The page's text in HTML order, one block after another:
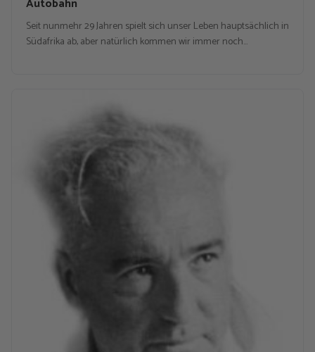
Autobahn
Seit nunmehr 29 Jahren spielt sich unser Leben hauptsächlich in
Südafrika ab, aber natürlich kommen wir immer noch…